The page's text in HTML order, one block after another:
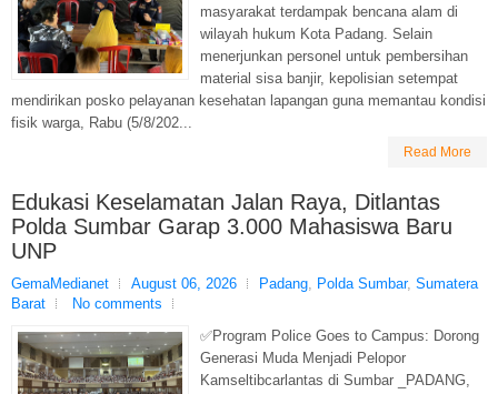
masyarakat terdampak bencana alam di
wilayah hukum Kota Padang. Selain
menerjunkan personel untuk pembersihan
material sisa banjir, kepolisian setempat
mendirikan posko pelayanan kesehatan lapangan guna memantau kondisi
fisik warga, Rabu (5/8/202...
Read More
Edukasi Keselamatan Jalan Raya, Ditlantas
Polda Sumbar Garap 3.000 Mahasiswa Baru
UNP
GemaMedianet August 06, 2026 Padang, Polda Sumbar, Sumatera
Barat
No comments
✅Program Police Goes to Campus: Dorong
Generasi Muda Menjadi Pelopor
Kamseltibcarlantas di Sumbar _PADANG,